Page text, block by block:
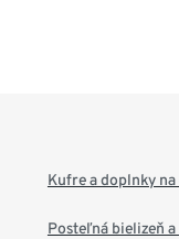
Kufre a doplnky na
Posteľná bielizeň